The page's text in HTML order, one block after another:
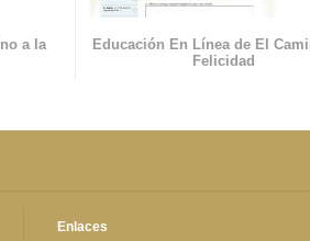
a la
Educación En Línea de El
Felicidad
Enlaces